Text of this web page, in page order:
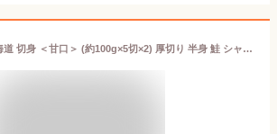
天然 紅鮭 北海道 切身 ＜甘口＞ (約100g×5切×2) 厚切り 半身 鮭 シャケ サケ 切り身 お取り寄せ 海鮮丼 ギフト お歳暮 お中元 おかず おつまみ お酒 ビール 日本酒 海鮮セット 送料無料